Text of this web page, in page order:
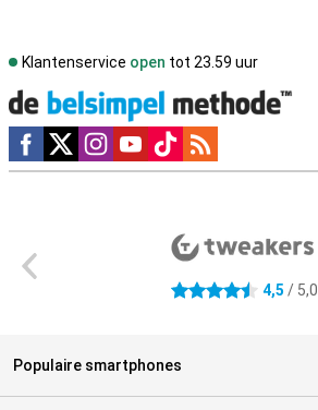
Klantenservice open tot 23.59 uur
Social media
4.5 sterren 4,5 / 5,0
Populaire smartphones